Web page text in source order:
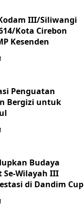
III/Siliwangi
Kota Cirebon
Kesenden
Penguatan
Bergizi untuk
Budaya
Se-Wilayah III
di Dandim Cup